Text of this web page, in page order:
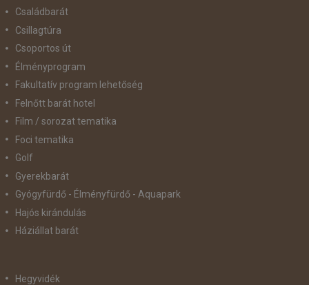
Családbarát
Csillagtúra
Csoportos út
Élményprogram
Fakultatív program lehetőség
Felnőtt barát hotel
Film / sorozat tematika
Foci tematika
Golf
Gyerekbarát
Gyógyfürdő - Élményfürdő - Aquapark
Hajós kirándulás
Háziállat barát
Hegyvidék